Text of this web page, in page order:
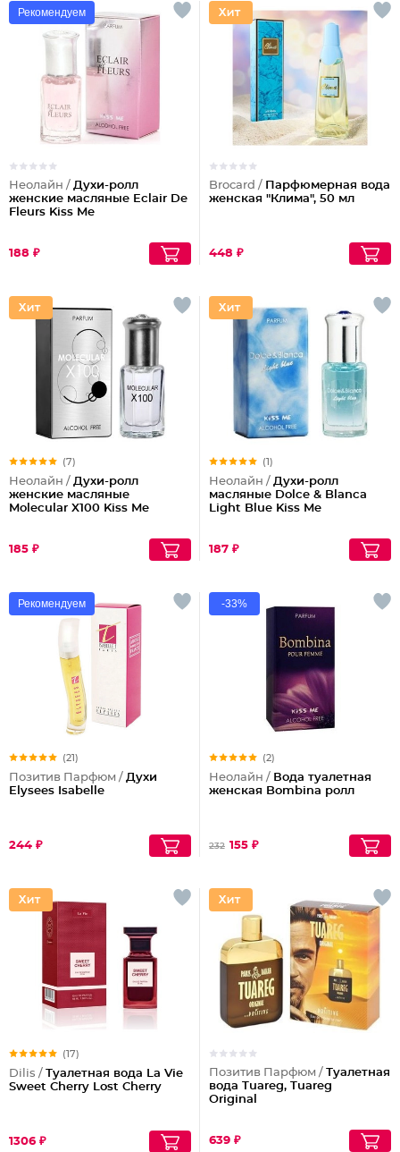
Рекомендуем
Неолайн / Духи-ролл
женские масляные Eclair De
Fleurs Kiss Me
188 ₽
Brocard / Парфюмерная вода
женская "Клима", 50 мл
448 ₽
(7)
Неолайн / Духи-ролл
женские масляные
Molecular X100 Kiss Me
185 ₽
(1)
Неолайн / Духи-ролл
масляные Dolce & Blanca
Light Blue Kiss Me
187 ₽
Рекомендуем
(21)
Позитив Парфюм / Духи
Elysees Isabelle
244 ₽
-33%
(2)
Неолайн / Вода туалетная
женская Bombina ролл
232 155 ₽
(17)
Dilis / Туалетная вода La Vie
Sweet Cherry Lost Cherry
1306 ₽
Позитив Парфюм / Туалетная
вода Tuareg, Tuareg
Original
639 ₽